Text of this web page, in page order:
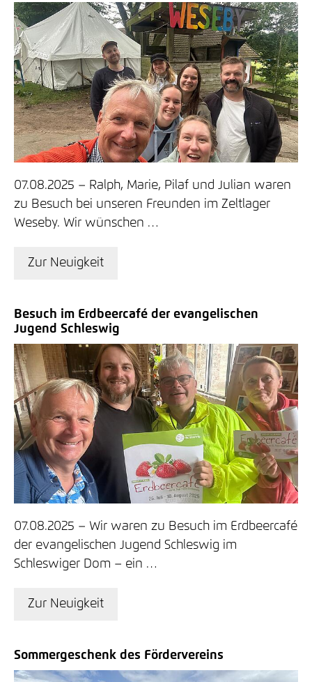
07.08.2025
Ralph, Marie, Pilaf und Julian waren
zu Besuch bei unseren Freunden im Zeltlager
Weseby. Wir wünschen …
Zur Neuigkeit
Besuch im Erdbeercafé der evangelischen
Jugend Schleswig
07.08.2025
Wir waren zu Besuch im Erdbeercafé
der evangelischen Jugend Schleswig im
Schleswiger Dom – ein …
Zur Neuigkeit
Sommergeschenk des Fördervereins